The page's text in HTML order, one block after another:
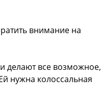
внимание на
делают все возможное,
нужна колоссальная